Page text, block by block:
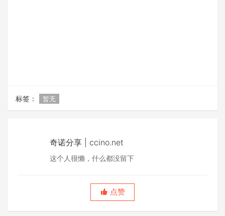
标签： 暂无
奇诺分享 | ccino.net
这个人很懒，什么都没留下
点赞